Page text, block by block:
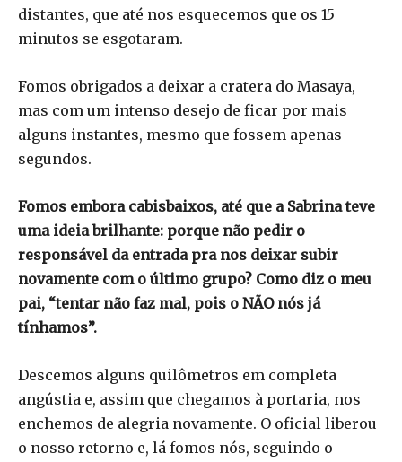
distantes, que até nos esquecemos que os 15
minutos se esgotaram.
Fomos obrigados a deixar a cratera do Masaya,
mas com um intenso desejo de ficar por mais
alguns instantes, mesmo que fossem apenas
segundos.
Fomos embora cabisbaixos, até que a Sabrina teve
uma ideia brilhante: porque não pedir o
responsável da entrada pra nos deixar subir
novamente com o último grupo? Como diz o meu
pai, “tentar não faz mal, pois o NÃO nós já
tínhamos”.
Descemos alguns quilômetros em completa
angústia e, assim que chegamos à portaria, nos
enchemos de alegria novamente. O oficial liberou
o nosso retorno e, lá fomos nós, seguindo o